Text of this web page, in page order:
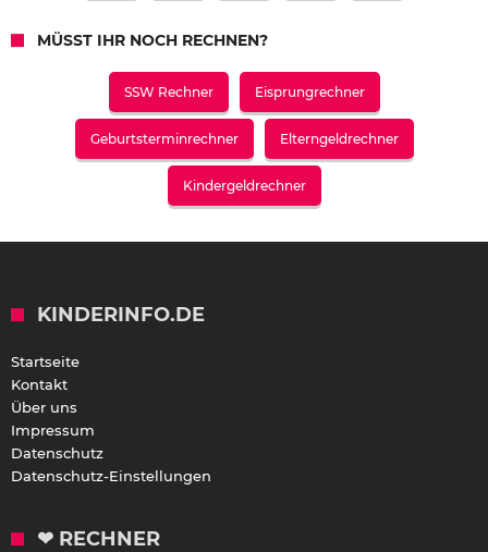
MÜSST IHR NOCH RECHNEN?
SSW Rechner Eisprungrechner
Geburtsterminrechner Elterngeldrechner
Kindergeldrechner
KINDERINFO.DE
Startseite
Kontakt
Über uns
Impressum
Datenschutz
Datenschutz-Einstellungen
❤ RECHNER